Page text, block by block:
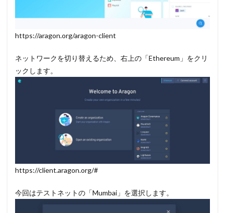
https://aragon.org/aragon-client
ネットワークを切り替えるため、右上の「Ethereum」をクリ
ックします。
https://client.aragon.org/#
今回はテストネットの「Mumbai」を選択します。